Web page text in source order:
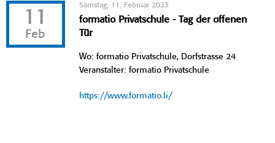
11
Feb
Samstag, 11. Februar 2023
formatio Privatschule - Tag der offenen
Tür
Wo: formatio Privatschule, Dorfstrasse 24
Veranstalter: formatio Privatschule
https://www.formatio.li/